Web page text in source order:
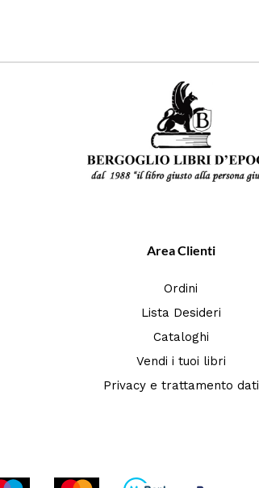
Area Clienti
Ordini
Lista Desideri
Cataloghi
Vendi i tuoi libri
Privacy e trattamento dati